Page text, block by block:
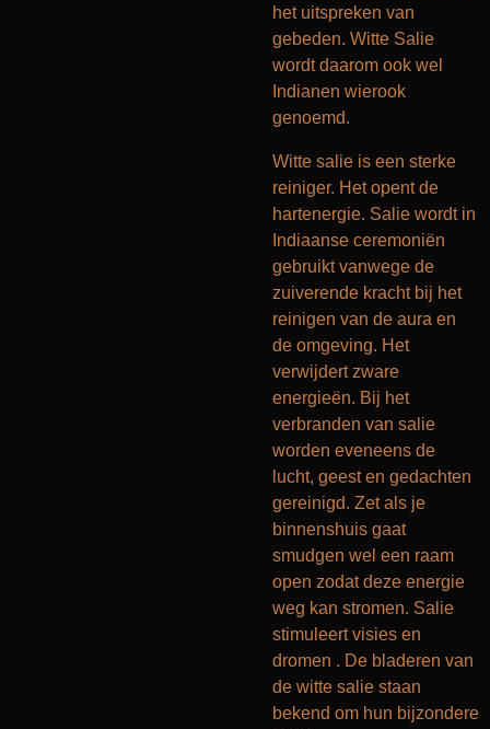
het uitspreken van
gebeden. Witte Salie
wordt daarom ook wel
Indianen wierook
genoemd.
Witte salie is een sterke
reiniger. Het opent de
hartenergie. Salie wordt in
Indiaanse ceremoniën
gebruikt vanwege de
zuiverende kracht bij het
reinigen van de aura en
de omgeving. Het
verwijdert zware
energieën. Bij het
verbranden van salie
worden eveneens de
lucht, geest en gedachten
gereinigd. Zet als je
binnenshuis gaat
smudgen wel een raam
open zodat deze energie
weg kan stromen. Salie
stimuleert visies en
dromen . De bladeren van
de witte salie staan
bekend om hun bijzondere